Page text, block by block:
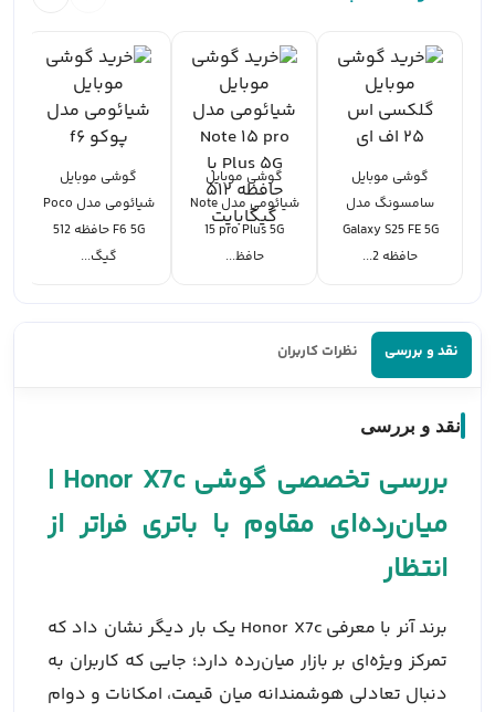
گوشی موبایل
سامسونگ مدل
Galaxy S25 FE 5G
حافظه 2...
گوشی موبایل
شیائومی مدل Note
15 pro Plus 5G
حافظ...
گوشی موبایل
شیائومی مدل Poco
F6 5G حافظه 512
گیگ...
نقد و بررسی نظرات کاربران
نقد و بررسی
بررسی تخصصی گوشی Honor X7c |
میان‌رده‌ای مقاوم با باتری فراتر از
انتظار
برند آنر با معرفی Honor X7c یک بار دیگر نشان داد که
تمرکز ویژه‌ای بر بازار میان‌رده دارد؛ جایی که کاربران به
دنبال تعادلی هوشمندانه میان قیمت، امکانات و دوام